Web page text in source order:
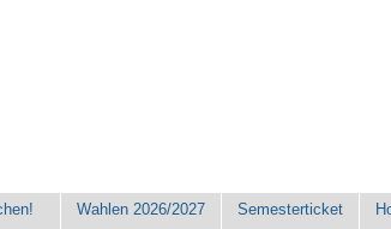
Wahlen 2026/2027 Semesterticket